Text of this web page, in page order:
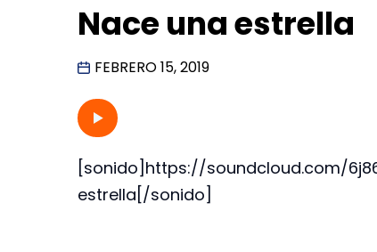
Nace una estrella
FEBRERO 15, 2019
[sonido]https://soundcloud.com/
estrella[/sonido]